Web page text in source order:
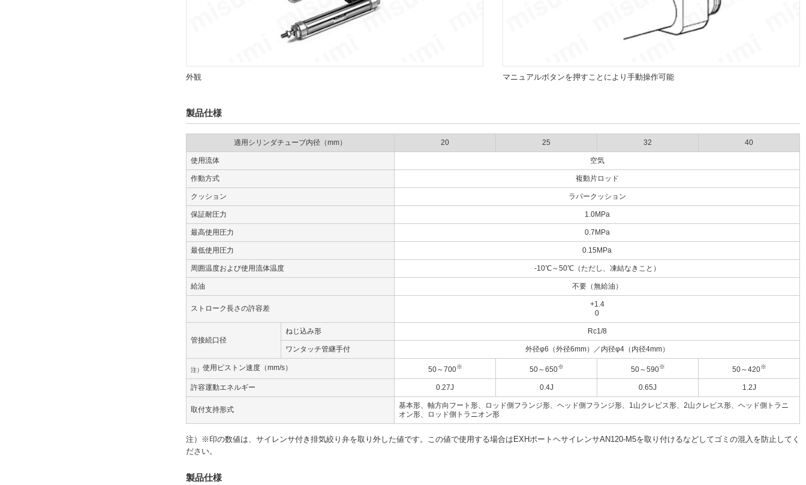
外観 マニュアルボタンを押すことにより手動操作可能
製品仕様
適用シリンダチューブ内径（mm） 20 25 32 40
使用流体 空気
作動方式 複動片ロッド
クッション ラバークッション
保証耐圧力 1.0MPa
最高使用圧力 0.7MPa
最低使用圧力 0.15MPa
周囲温度および使用流体温度 -10℃～50℃（ただし、凍結なきこと）
給油 不要（無給油）
ストローク長さの許容差
+1.4
0
管接続口径
ねじ込み形 Rc1/8
ワンタッチ管継手付 外径φ6（外径6mm）／内径φ4（内径4mm）
注） 使用ピストン速度（mm/s） 50～700※ 50～650※ 50～590※ 50～420※
許容運動エネルギー 0.27J 0.4J 0.65J 1.2J
取付支持形式
基本形、軸方向フート形、ロッド側フランジ形、ヘッド側フランジ形、1山クレビス形、2山クレビス形、ヘッド側トラニ
オン形、ロッド側トラニオン形
注）※印の数値は、サイレンサ付き排気絞り弁を取り外した値です。この値で使用する場合はEXHポートヘサイレンサAN120-M5を取り付けるなどしてゴミの混入を防止してく
ださい。
製品仕様